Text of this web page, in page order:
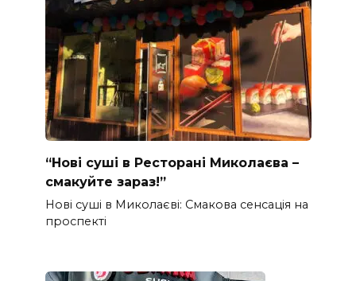
“Нові суші в Ресторані Миколаєва –
смакуйте зараз!”
Нові суші в Миколаєві: Смакова сенсація на
проспекті